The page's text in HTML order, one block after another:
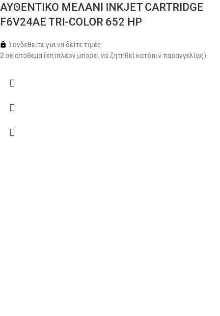
ΑΥΘΕΝΤΙΚΟ ΜΕΛΑΝΙ INKJET CARTRIDGE
F6V24AE TRI-COLOR 652 HP
Συνδεθείτε για να δείτε τιμές
2 σε απόθεμα (επιπλέον μπορεί να ζητηθεί κατόπιν παραγγελίας)